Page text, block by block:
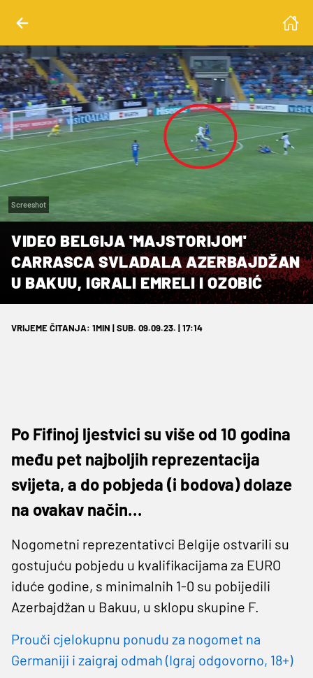
Screeshot
VIDEO BELGIJA 'MAJSTORIJOM'
CARRASCA SVLADALA AZERBAJDŽAN
U BAKUU, IGRALI EMRELI I OZOBIĆ
VRIJEME ČITANJA: 1MIN | SUB. 09.09.23. | 17:14
Po Fifinoj ljestvici su više od 10 godina
među pet najboljih reprezentacija
svijeta, a do pobjeda (i bodova) dolaze
na ovakav način…
Nogometni reprezentativci Belgije ostvarili su
gostujuću pobjedu u kvalifikacijama za EURO
iduće godine, s minimalnih 1-0 su pobijedili
Azerbajdžan u Bakuu, u sklopu skupine F.
Prouči cjelokupnu ponudu za nogomet na
Germaniji i zaigraj odmah (Igraj odgovorno, 18+)